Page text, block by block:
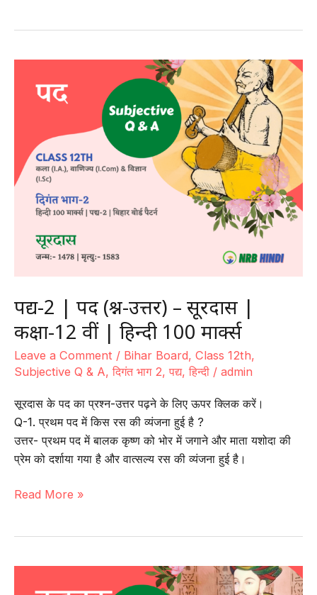
उत्तर)
तुलसीदास
हिन्दी
पद्य-2 | पद (प्रश्न-उत्तर) – सूरदास |
कक्षा-12 वीं | हिन्दी 100 मार्क्स
Leave a Comment / Bihar Board, Class 12th,
Subjective Q & A, दिगंत भाग 2, पद्य, हिन्दी / admin
सूरदास के पद का प्रश्न-उत्तर पढ़ने के लिए ऊपर क्लिक करें।
Q-1. प्रथम पद में किस रस की व्यंजना हुई है ?
उत्तर- प्रथम पद में बालक कृष्ण को भोर में जगाने और माता यशोदा की
प्रेम को दर्शाया गया है और वात्सल्य रस की व्यंजना हुई है।
पद्य-2
उत्तर)
Read More »